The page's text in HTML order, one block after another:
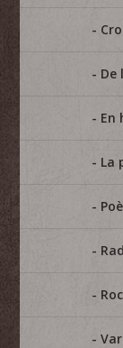
De
En
La